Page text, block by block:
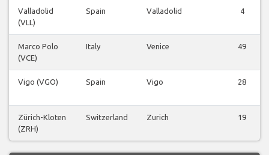
Valladolid
(VLL)
Spain Valladolid 4
Marco Polo
(VCE)
Italy Venice 49
Vigo (VGO) Spain Vigo 28
Zürich-Kloten
(ZRH)
Switzerland Zurich 19